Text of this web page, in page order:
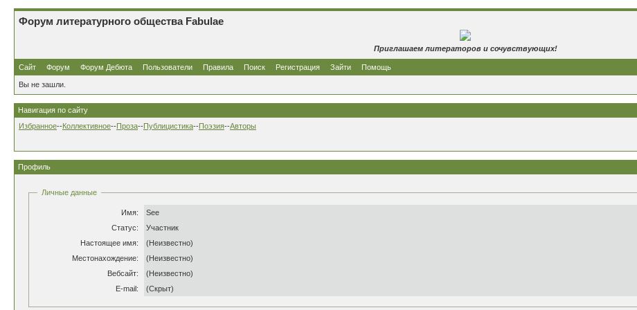
Форум литературного общества Fabulae
Приглашаем литераторов и сочувствующих!
Сайт Форум Форум Дебюта Пользователи Правила Поиск Регистрация Зайти Помощь
Вы не зашли.
Навигация по сайту
Избранное--Коллективное--Проза--Публицистика--Поэзия--Авторы
Профиль
Личные данные
Имя:
See
Статус:
Участник
Настоящее имя:
(Неизвестно)
Местонахождение:
(Неизвестно)
Вебсайт:
(Неизвестно)
E-mail:
(Скрыт)